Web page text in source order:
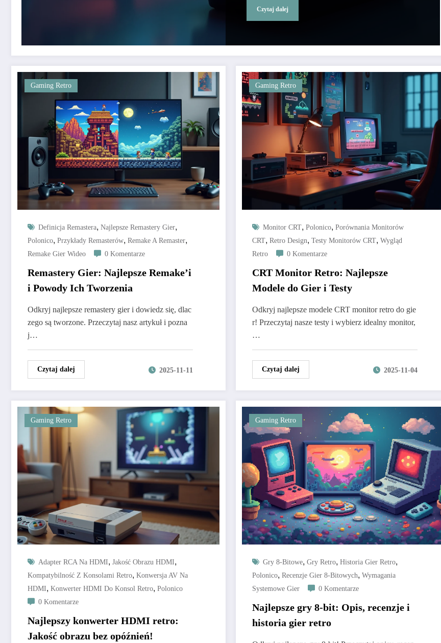
Czytaj dalej
Gaming Retro
Definicja Remastera, Najlepsze Remastery Gier,
Polonico, Przykłady Remasterów, Remake A Remaster,
Remake Gier Wideo 0 Komentarze
Remastery Gier: Najlepsze Remake’i
i Powody Ich Tworzenia
Odkryj najlepsze remastery gier i dowiedz się, dlac
zego są tworzone. Przeczytaj nasz artykuł i pozna
j…
Czytaj dalej 2025-11-11
Gaming Retro
Monitor CRT, Polonico, Porównania Monitorów
CRT, Retro Design, Testy Monitorów CRT, Wygląd
Retro
0 Komentarze
CRT Monitor Retro: Najlepsze
Modele do Gier i Testy
Odkryj najlepsze modele CRT monitor retro do gie
r! Przeczytaj nasze testy i wybierz idealny monitor,
…
Czytaj dalej 2025-11-04
Gaming Retro
Adapter RCA Na HDMI, Jakość Obrazu HDMI,
Kompatybilność Z Konsolami Retro, Konwersja AV Na
HDMI, Konwerter HDMI Do Konsol Retro, Polonico
0 Komentarze
Najlepszy konwerter HDMI retro:
Jakość obrazu bez opóźnień!
Gaming Retro
Gry 8-Bitowe, Gry Retro, Historia Gier Retro,
Polonico, Recenzje Gier 8-Bitowych, Wymagania
Systemowe Gier
0 Komentarze
Najlepsze gry 8-bit: Opis, recenzje i
historia gier retro